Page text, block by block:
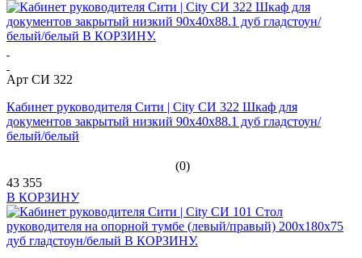
Арт СИ 322
Кабинет руководителя Сити | City СИ 322 Шкаф для
документов закрытый низкий 90x40x88.1 дуб гладстоун/
белый/белый
(0)
43 355
В КОРЗИНУ